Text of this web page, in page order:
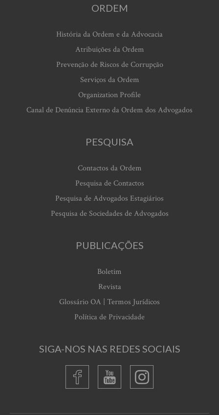
ORDEM
História da Ordem e da Advocacia
Atribuições da Ordem
Prevenção de Riscos de Corrupção
Serviços da Ordem
Organization Profile
Canal de Denúncia Externo da Ordem dos Advogados
PESQUISA
Contactos da Ordem
Pesquisa de Contactos
Pesquisa de Advogados Estagiários
Pesquisa de Sociedades de Advogados
PUBLICAÇÕES
Boletim
Revista
Glossário OA | Termos Jurídicos
Política de Privacidade
SIGA-NOS NAS REDES SOCIAIS